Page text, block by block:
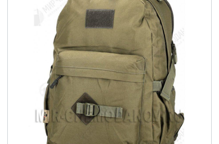
Сумки деловые
Сумки поясные
Сумки пляжные
Сумки для ноутбуков
Сумки-тележки хозяйственные
Сумки-рюкзаки на колёсах
Сумки детские